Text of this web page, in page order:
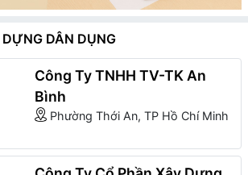
DÂN DỤNG
Công Ty TNHH TV-TK An
Bình
Phường Thới An, TP Hồ Chí Minh